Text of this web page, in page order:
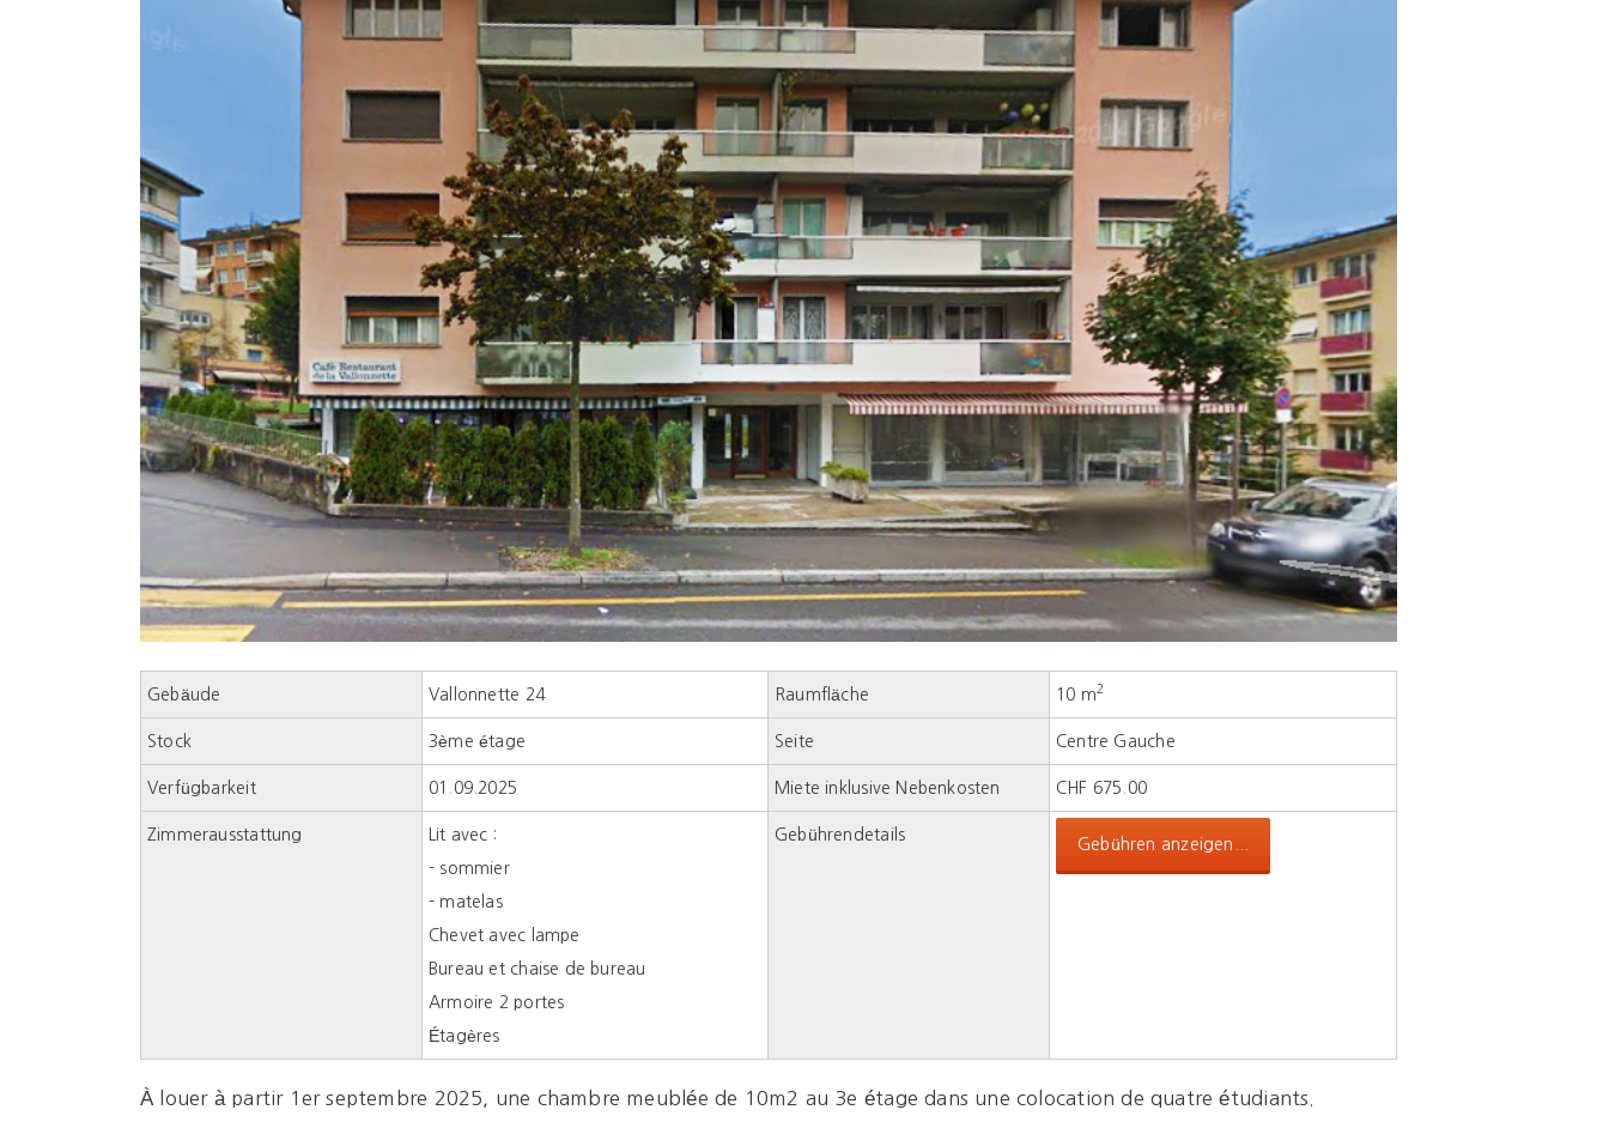
Gebäude Vallonnette 24 Raumfläche 10 m2
Stock 3ème étage Seite Centre Gauche
Verfügbarkeit 01.09.2025 Miete inklusive Nebenkosten CHF 675.00
Zimmerausstattung
Lit avec :
- sommier
- matelas
Chevet avec lampe
Bureau et chaise de bureau
Armoire 2 portes
Étagères
Gebührendetails
Gebühren anzeigen...
À louer à partir 1er septembre 2025, une chambre meublée de 10m2 au 3e étage dans une colocation de quatre étudiants.